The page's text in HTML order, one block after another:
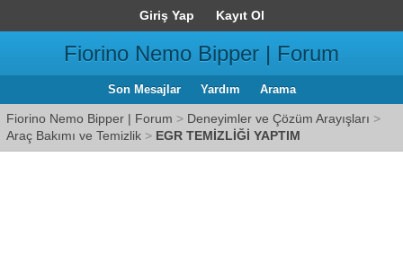
Giriş Yap Kayıt Ol
Fiorino Nemo Bipper | Forum
Son Mesajlar Yardım Arama
Fiorino Nemo Bipper | Forum > Deneyimler ve Çözüm Arayışları >
Araç Bakımı ve Temizlik > EGR TEMİZLİĞİ YAPTIM